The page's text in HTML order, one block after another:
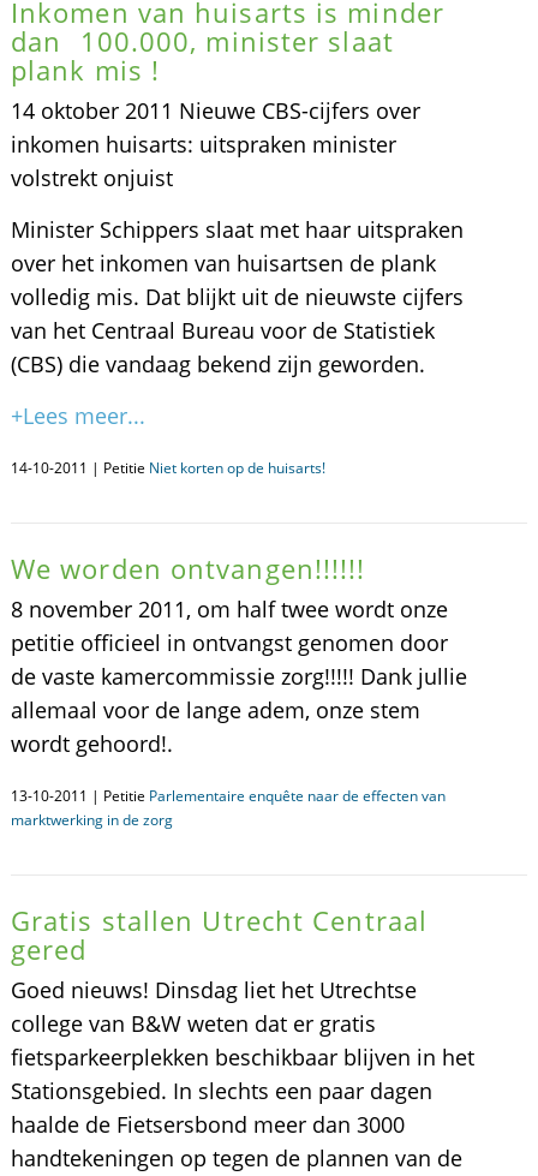
Inkomen van huisarts is minder
dan  100.000, minister slaat
plank mis !
14 oktober 2011 Nieuwe CBS-cijfers over
inkomen huisarts: uitspraken minister
volstrekt onjuist
Minister Schippers slaat met haar uitspraken
over het inkomen van huisartsen de plank
volledig mis. Dat blijkt uit de nieuwste cijfers
van het Centraal Bureau voor de Statistiek
(CBS) die vandaag bekend zijn geworden.
+Lees meer...
14-10-2011 | Petitie Niet korten op de huisarts!
We worden ontvangen!!!!!!
8 november 2011, om half twee wordt onze
petitie officieel in ontvangst genomen door
de vaste kamercommissie zorg!!!!! Dank jullie
allemaal voor de lange adem, onze stem
wordt gehoord!.
13-10-2011 | Petitie Parlementaire enquête naar de effecten van
marktwerking in de zorg
Gratis stallen Utrecht Centraal
gered
Goed nieuws! Dinsdag liet het Utrechtse
college van B&W weten dat er gratis
fietsparkeerplekken beschikbaar blijven in het
Stationsgebied. In slechts een paar dagen
haalde de Fietsersbond meer dan 3000
handtekeningen op tegen de plannen van de